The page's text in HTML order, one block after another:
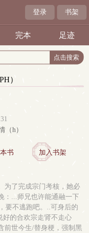
登录 书架
完本 足迹
）
（h）
书 加入书架
为了完成宗门考核，她必
：...师兄也许能通融一下
要不逃跑吧。..可身后的
好的合欢宗走肾不走心
前世今生/替身梗，强制黑